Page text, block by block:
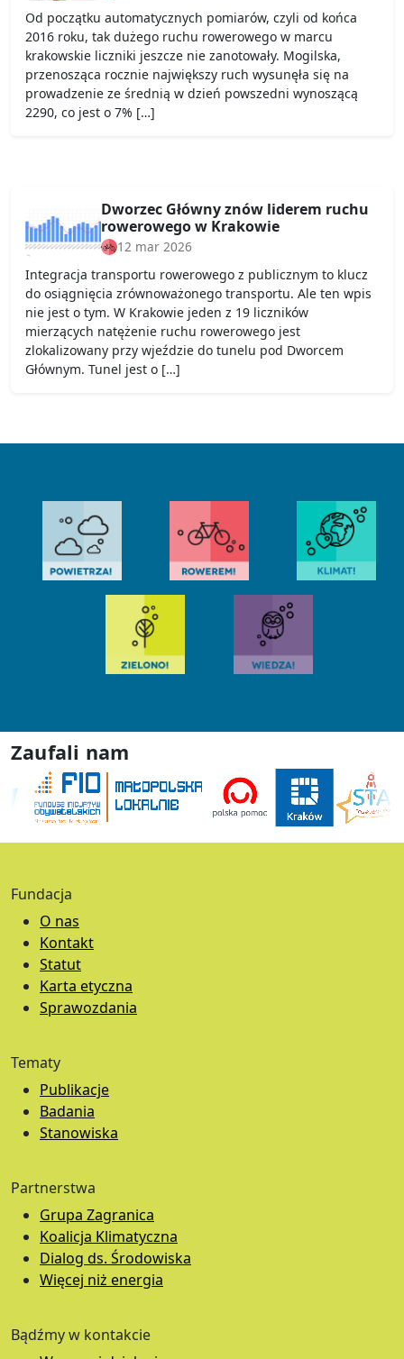
Od początku automatycznych pomiarów, czyli od końca
2016 roku, tak dużego ruchu rowerowego w marcu
krakowskie liczniki jeszcze nie zanotowały. Mogilska,
przenosząca rocznie największy ruch wysunęła się na
prowadzenie ze średnią w dzień powszedni wynoszącą
2290, co jest o 7% […]
Dworzec Główny znów liderem ruchu
rowerowego w Krakowie
12 mar 2026
Integracja transportu rowerowego z publicznym to klucz
do osiągnięcia zrównoważonego transportu. Ale ten wpis
nie jest o tym. W Krakowie jeden z 19 liczników
mierzących natężenie ruchu rowerowego jest
zlokalizowany przy wjeździe do tunelu pod Dworcem
Głównym. Tunel jest o […]
Zaufali nam
Fundacja
O nas
Kontakt
Statut
Karta etyczna
Sprawozdania
Tematy
Publikacje
Badania
Stanowiska
Partnerstwa
Grupa Zagranica
Koalicja Klimatyczna
Dialog ds. Środowiska
Więcej niż energia
Bądźmy w kontakcie